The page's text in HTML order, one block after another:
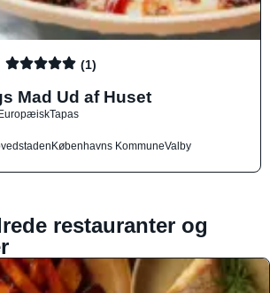
(1)
Mad Ud af Huset
Tapas
Københavns KommuneValby
restauranter og